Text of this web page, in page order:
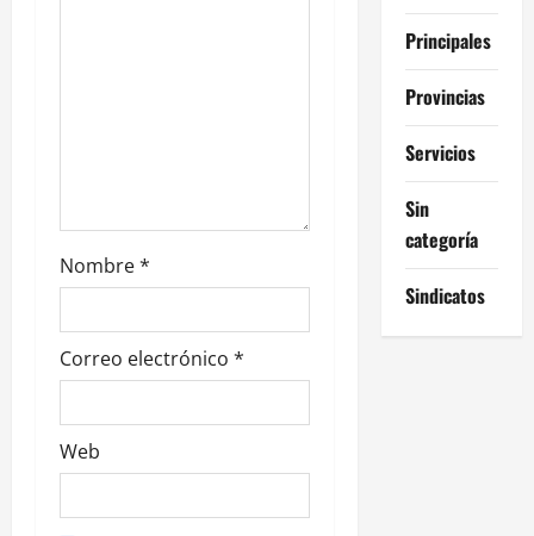
a
s
Nombre*
Correo electrónico *
Web
Principales
Provincias
Servicios
Sin
categoría
Sindicatos